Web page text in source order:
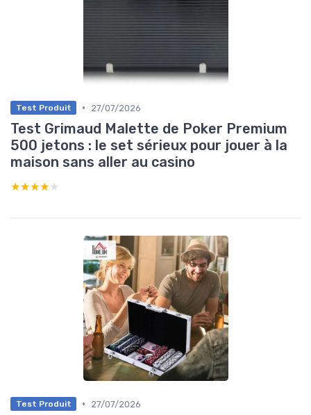
Test Produit • 27/07/2026
Test Grimaud Malette de Poker Premium
500 jetons : le set sérieux pour jouer à la
maison sans aller au casino
★★★★★
★★★★★
Test Produit • 27/07/2026